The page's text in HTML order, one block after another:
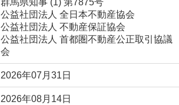
群馬県知事 (1) 第7875号
公益社団法人 全日本不動産協会
公益社団法人 不動産保証協会
公益社団法人 首都圏不動産公正取引協議
会
2026年07月31日
2026年08月14日